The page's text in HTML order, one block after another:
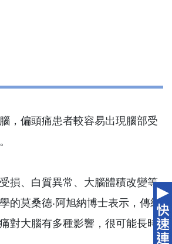
，偏頭痛患者較容易出現腦部受
損、白質異常、大腦體積改變等
的莫桑德‧阿旭納博士表示，傳統
對大腦有多種影響，很可能長時